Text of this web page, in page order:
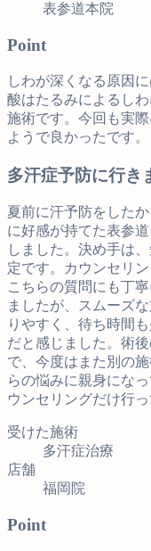
表参道本院
Point
しわが深くなる原因
酸はたるみによるし
施術です。今回も実
ようで良かったです。
多汗症予防に行き
夏前に汗予防をした
に好感が持てた表参
しました。決め手は
定です。カウンセリ
こちらの質問にも丁
ましたが、スムーズ
りやすく、待ち時間
だと感じました。術
で、今度はまた別の
らの悩みに親身にな
ウンセリングだけ行
受けた施術
多汗症治療
店舗
福岡院
Point